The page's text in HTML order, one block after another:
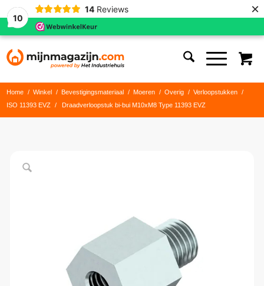
10
14 Reviews ×
Home / Winkel / Bevestigingsmateriaal / Moeren / Overig / Verloopstukken
/
ISO 11393 EVZ
/ Draadverloopstuk bi-bui M10xM8 Type 11393 EVZ